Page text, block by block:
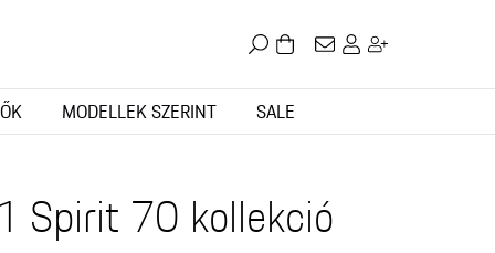
MODELLEK SZERINT SALE
Spirit 70 kollekció